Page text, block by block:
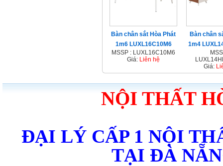
Bàn chân sắt Hòa Phát
1m6 LUXL16C10M6
MSSP : LUXL16C10M6
Giá: Liên hệ
Bàn chân
1m4
Giá:
NỘI THẤT
ĐẠI LÝ CẤP 1 NỘI
TẠI ĐÀ